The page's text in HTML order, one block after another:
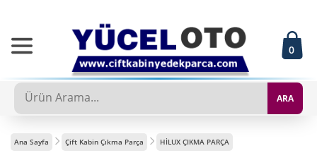
0
ARA
Ana Sayfa Çift Kabin Çıkma Parça HİLUX ÇIKMA PARÇA